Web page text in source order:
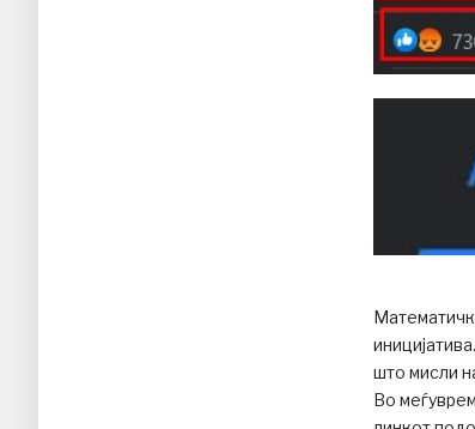
што мисли
Во